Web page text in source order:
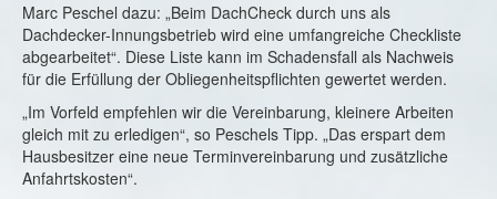
Marc Peschel dazu: „Beim DachCheck durch uns als
Dachdecker-Innungsbetrieb wird eine umfangreiche Checkliste
abgearbeitet“. Diese Liste kann im Schadensfall als Nachweis
für die Erfüllung der Obliegenheitspflichten gewertet werden.
„Im Vorfeld empfehlen wir die Vereinbarung, kleinere Arbeiten
gleich mit zu erledigen“, so Peschels Tipp. „Das erspart dem
Hausbesitzer eine neue Terminvereinbarung und zusätzliche
Anfahrtskosten“.